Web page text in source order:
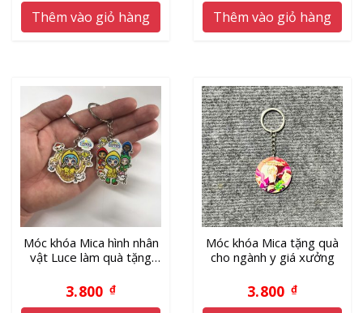
Thêm vào giỏ hàng Thêm vào giỏ hàng
Móc khóa Mica hình nhân
vật Luce làm quà tặng
3.800 ₫
Móc khóa Mica tặng quà
cho ngành y giá xưởng
3.800 ₫